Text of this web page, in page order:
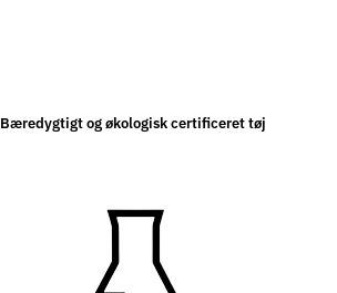
Bæredygtigt og økologisk certificeret tøj